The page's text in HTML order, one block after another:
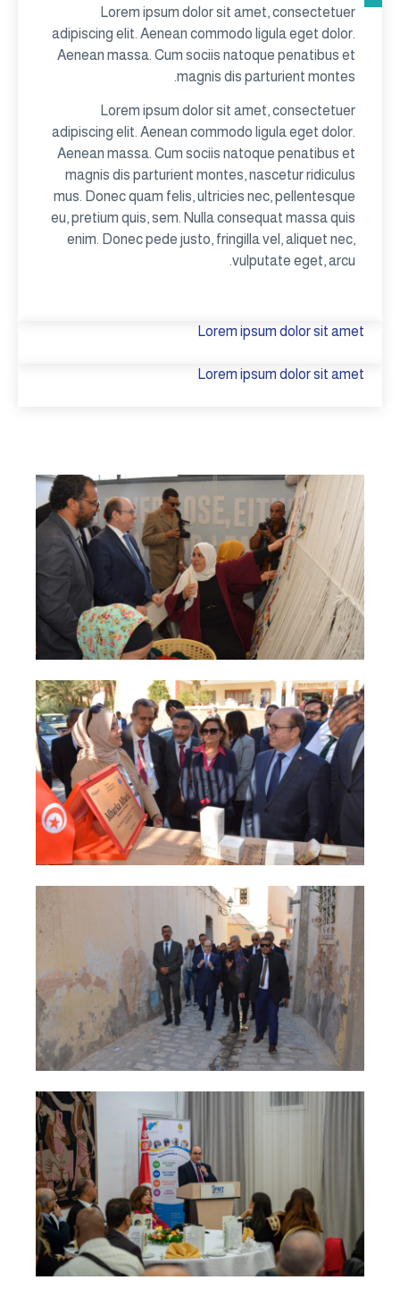
Lorem ipsum dolor sit amet, consectetuer
adipiscing elit. Aenean commodo ligula eget dolor.
Aenean massa. Cum sociis natoque penatibus et
magnis dis parturient montes.
Lorem ipsum dolor sit amet, consectetuer
adipiscing elit. Aenean commodo ligula eget dolor.
Aenean massa. Cum sociis natoque penatibus et
magnis dis parturient montes, nascetur ridiculus
mus. Donec quam felis, ultricies nec, pellentesque
eu, pretium quis, sem. Nulla consequat massa quis
enim. Donec pede justo, fringilla vel, aliquet nec,
vulputate eget, arcu.
Lorem ipsum dolor sit amet
Lorem ipsum dolor sit amet